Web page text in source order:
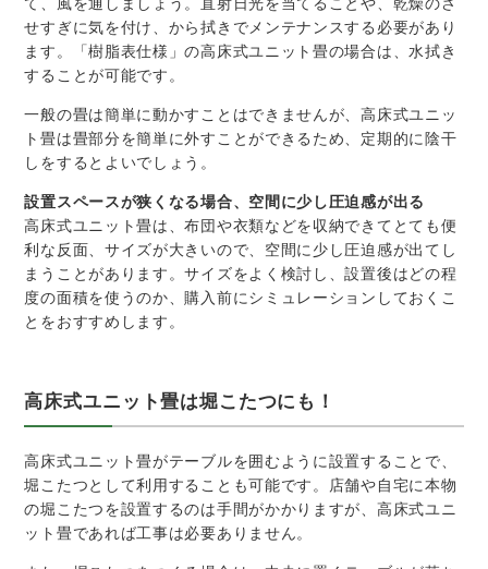
て、風を通しましょう。直射日光を当てることや、乾燥のさ
せすぎに気を付け、から拭きでメンテナンスする必要があり
ます。「樹脂表仕様」の高床式ユニット畳の場合は、水拭き
することが可能です。
一般の畳は簡単に動かすことはできませんが、高床式ユニッ
ト畳は畳部分を簡単に外すことができるため、定期的に陰干
しをするとよいでしょう。
設置スペースが狭くなる場合、空間に少し圧迫感が出る
高床式ユニット畳は、布団や衣類などを収納できてとても便
利な反面、サイズが大きいので、空間に少し圧迫感が出てし
まうことがあります。サイズをよく検討し、設置後はどの程
度の面積を使うのか、購入前にシミュレーションしておくこ
とをおすすめします。
高床式ユニット畳は堀こたつにも！
高床式ユニット畳がテーブルを囲むように設置することで、
堀こたつとして利用することも可能です。店舗や自宅に本物
の堀こたつを設置するのは手間がかかりますが、高床式ユニ
ット畳であれば工事は必要ありません。